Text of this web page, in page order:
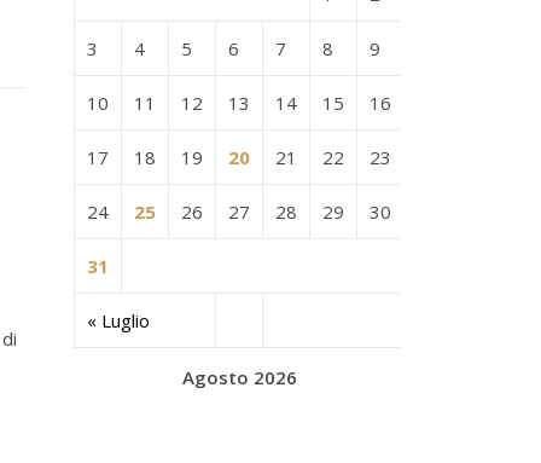
Agosto 2026
« Luglio
3 4 5 6 7 8 9
10 11 12 13 14 15 16
17 18 19 20 21 22 23
24 25 26 27 28 29 30
31